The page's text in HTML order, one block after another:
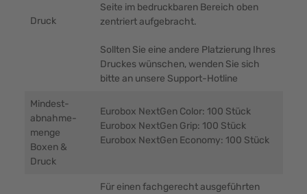
Druck
Seite im bedruckbaren Bereich oben
zentriert aufgebracht.
Sollten Sie eine andere Platzierung Ihres
Druckes wünschen, wenden Sie sich
bitte an unsere Support-Hotline
Mindest-
abnahme-
menge
Boxen &
Druck
Eurobox NextGen Color: 100 Stück
Eurobox NextGen Grip: 100 Stück
Eurobox NextGen Economy: 100 Stück
Für einen fachgerecht ausgeführten